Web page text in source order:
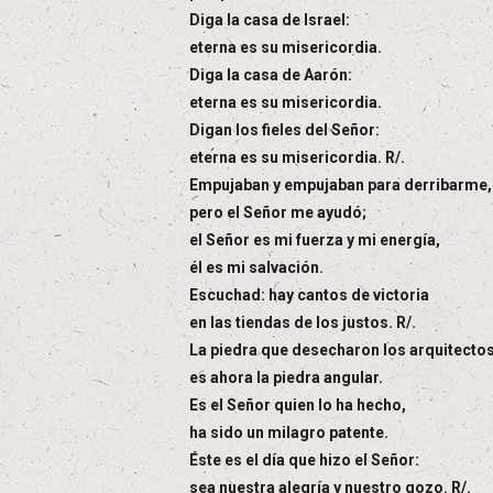
Diga la casa de Israel:
eterna es su misericordia.
Diga la casa de Aarón:
eterna es su misericordia.
Digan los fieles del Señor:
eterna es su misericordia. R/.
Empujaban y empujaban para derribarme,
pero el Señor me ayudó;
el Señor es mi fuerza y mi energía,
él es mi salvación.
Escuchad: hay cantos de victoria
en las tiendas de los justos. R/.
La piedra que desecharon los
es ahora la piedra angular.
Es el Señor quien lo ha hecho,
ha sido un milagro patente.
Éste es el día que hizo el Señor:
sea nuestra alegría y nuestro gozo. R/.